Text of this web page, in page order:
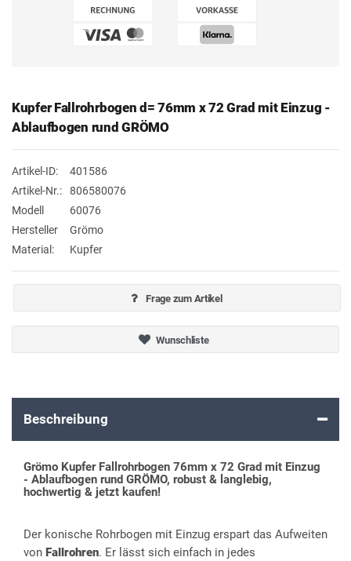
Kupfer Fallrohrbogen d= 76mm x 72 Grad mit Einzug -
Ablaufbogen rund GRÖMO
Artikel-ID:
401586
Artikel-Nr.:
806580076
Modell
60076
Hersteller
Grömo
Material:
Kupfer
Frage zum Artikel
Wunschliste
Beschreibung
Grömo Kupfer Fallrohrbogen 76mm x 72 Grad mit Einzug
- Ablaufbogen rund GRÖMO, robust & langlebig,
hochwertig & jetzt kaufen!
Der konische Rohrbogen mit Einzug erspart das Aufweiten
von Fallrohren. Er lässt sich einfach in jedes